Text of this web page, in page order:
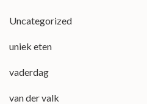
Uncategorized
uniek eten
vaderdag
van der valk